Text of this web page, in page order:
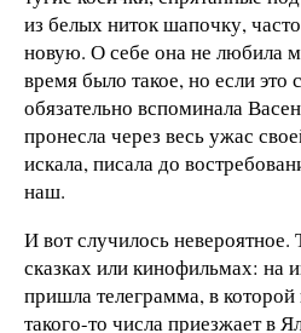
из белых ниток шапочку,
новую. О себе она не любила
время было такое, но если это
обязательно вспоминала
пронесла через весь ужас
искала, писала до
наш.
И вот случилось невероятное.
сказках или кинофильмах: на
пришла телеграмма, в
такого-то числа приезжает в